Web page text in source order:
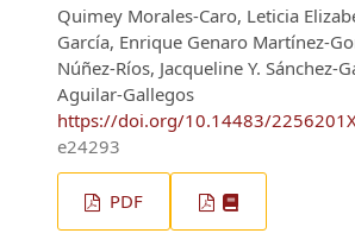
Quimey Morales-Caro, Leticia
García, Enrique Genaro Martínez-
Núñez-Ríos, Jacqueline Y. Sánchez-
Aguilar-Gallegos
https://doi.org/10.14483/
e24293
PDF